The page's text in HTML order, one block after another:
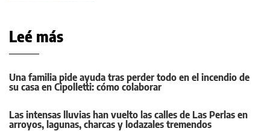
Leé más
Una familia pide ayuda tras perder todo en el incendio de
su casa en Cipolletti: cómo colaborar
Las intensas lluvias han vuelto las calles de Las Perlas en
arroyos, lagunas, charcas y lodazales tremendos